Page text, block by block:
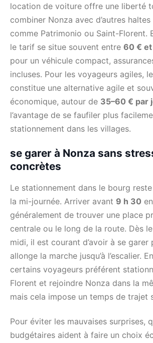
location de voiture offre une liberté
combiner Nonza avec d’autres
comme Patrimonio ou Saint-Florent.
le tarif se situe souvent entre 60 €
pour un véhicule compact,
incluses. Pour les voyageurs agiles,
constitue une alternative agile et
économique, autour de 35–60 € par
l’avantage de se faufiler plus
stationnement dans les villages.
se garer à Nonza sans
concrètes
Le stationnement dans le bourg
la mi-journée. Arriver avant 9 h 30
généralement de trouver une place
centrale ou le long de la route. Dès
midi, il est courant d’avoir à se garer
allonge la marche jusqu’à l’escalier.
certains voyageurs préférent
Florent et rejoindre Nonza dans la
mais cela impose un temps de trajet
Pour éviter les mauvaises surprises,
budgétaires aident à faire un choix